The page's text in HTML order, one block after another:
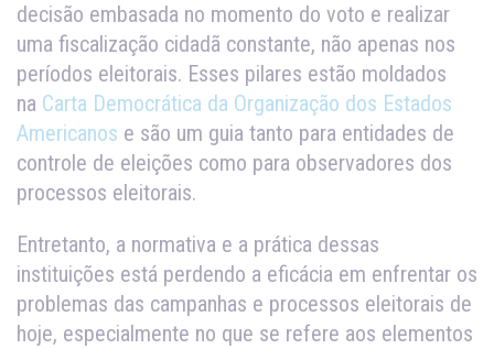
decisão embasada no momento do voto e realizar
uma fiscalização cidadã constante, não apenas nos
períodos eleitorais. Esses pilares estão moldados
na Carta Democrática da Organização dos Estados
Americanos e são um guia tanto para entidades de
controle de eleições como para observadores dos
processos eleitorais.
Entretanto, a normativa e a prática dessas
instituições está perdendo a eficácia em enfrentar os
problemas das campanhas e processos eleitorais de
hoje, especialmente no que se refere aos elementos